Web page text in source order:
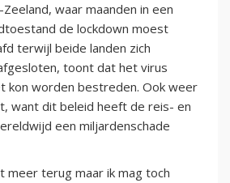
waar maanden in een
de lockdown moest
terwijl beide landen zich
toont dat het virus
kon worden bestreden. Ook weer
want dit beleid heeft de reis- en
een miljardenschade
meer terug maar ik mag toch